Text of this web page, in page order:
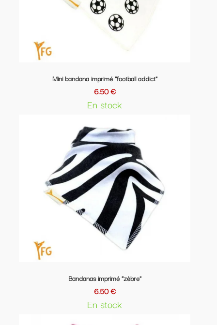
Mini bandana imprimé "football addict"
6.50 €
En stock
Bandanas imprimé "zèbre"
6.50 €
En stock